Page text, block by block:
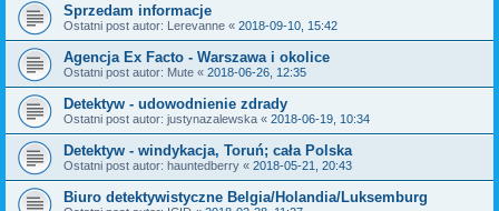
Sprzedam informacje
Ostatni post autor: Lerevanne « 2018-09-10, 15:42
Agencja Ex Facto - Warszawa i okolice
Ostatni post autor: Mute « 2018-06-26, 12:35
Detektyw - udowodnienie zdrady
Ostatni post autor: justynazalewska « 2018-06-19, 10:34
Detektyw - windykacja, Toruń; cała Polska
Ostatni post autor: hauntedberry « 2018-05-21, 20:43
Biuro detektywistyczne Belgia/Holandia/Luksemburg